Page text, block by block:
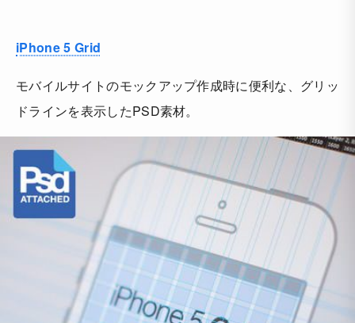
iPhone 5 Grid
モバイルサイトのモックアップ作成時に便利な、グリッ
ドラインを表示したPSD素材。